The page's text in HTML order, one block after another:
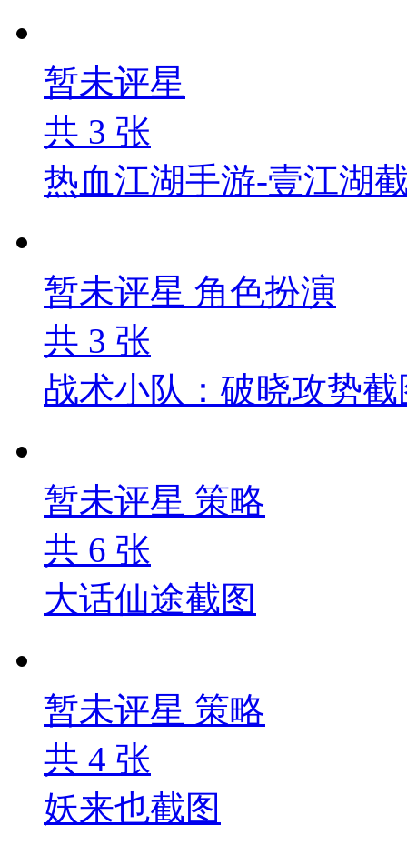
暂未评星
共 3 张
热血江湖手游-壹江湖
暂未评星 角色扮演
共 3 张
战术小队：破晓攻势截
暂未评星 策略
共 6 张
大话仙途截图
暂未评星 策略
共 4 张
妖来也截图